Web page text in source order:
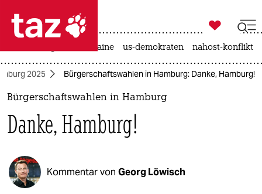
 taz zahl ich
taz zahl ich
themen
politik
öko
gesellschaft

taz zahl ich
krieg in der ukraine us-demokraten nahost-konflikt
2025 Bürgerschaftswahlen in Hamburg: Danke, Hamburg!
Bürgerschaftswahlen in Hamburg
Danke, Hamburg!
Kommentar von Georg Löwisch